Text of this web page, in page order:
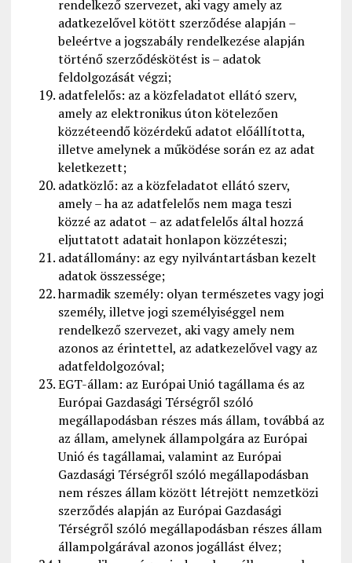
rendelkező szervezet, aki vagy amely az
adatkezelővel kötött szerződése alapján –
beleértve a jogszabály rendelkezése alapján
történő szerződéskötést is – adatok
feldolgozását végzi;
adatfelelős: az a közfeladatot ellátó szerv,
amely az elektronikus úton kötelezően
közzéteendő közérdekű adatot előállította,
illetve amelynek a működése során ez az adat
keletkezett;
adatközlő: az a közfeladatot ellátó szerv,
amely – ha az adatfelelős nem maga teszi
közzé az adatot – az adatfelelős által hozzá
eljuttatott adatait honlapon közzéteszi;
adatállomány: az egy nyilvántartásban kezelt
adatok összessége;
harmadik személy: olyan természetes vagy jogi
személy, illetve jogi személyiséggel nem
rendelkező szervezet, aki vagy amely nem
azonos az érintettel, az adatkezelővel vagy az
adatfeldolgozóval;
EGT-állam: az Európai Unió tagállama és az
Európai Gazdasági Térségről szóló
megállapodásban részes más állam, továbbá az
az állam, amelynek állampolgára az Európai
Unió és tagállamai, valamint az Európai
Gazdasági Térségről szóló megállapodásban
nem részes állam között létrejött nemzetközi
szerződés alapján az Európai Gazdasági
Térségről szóló megállapodásban részes állam
állampolgárával azonos jogállást élvez;